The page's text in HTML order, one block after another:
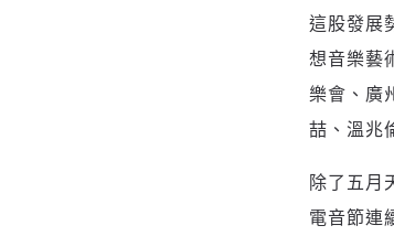
這股發展
想音樂藝
樂會、廣
喆、溫兆
除了五月
電音節連